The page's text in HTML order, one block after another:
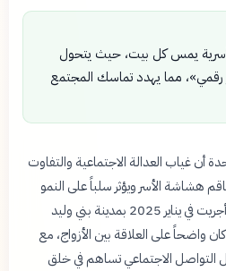
الأسرية يمس كل بيت، حيث يتحول
رقمي»، مما يهدد تماسك المجتمع
المتحدة أن غياب العدالة الاجتماعية والتفاوت
هشاشة الأسر ويؤثر سلباً على النمو
النفسي للأطفال. أظهرت دراسة أجريت في يناير 2025 بمدينة بني وليد
كان واضحاً على العلاقة بين الأزواج، مع
التواصل الاجتماعي تساهم في خلق